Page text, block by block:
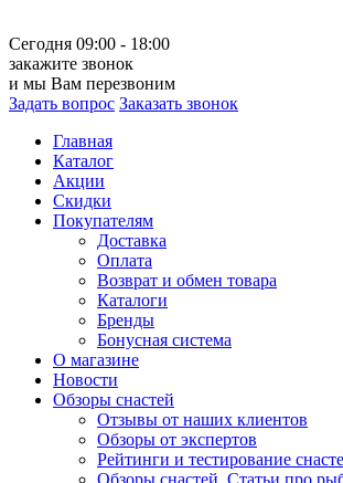
Сегодня 09:00 - 18:00
закажите звонок
и мы Вам перезвоним
Задать вопрос Заказать звонок
Главная
Каталог
Акции
Скидки
Покупателям
Доставка
Оплата
Возврат и обмен товара
Каталоги
Бренды
Бонусная система
О магазине
Новости
Обзоры снастей
Отзывы от наших клиентов
Обзоры от экспертов
Рейтинги и тестирование
Обзоры снастей. Статьи про